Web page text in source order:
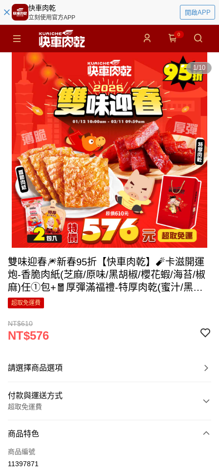
快車肉乾
立刻使用官方APP
開啟APP
0
1/10
雙味迎春🎆新春95折【快車肉乾】🧨卡滋開運
炮-香脆肉紙(芝麻/原味/黑胡椒/櫻花蝦/海苔/椒
麻)任①包+🧧厚彈滿福禮-特厚肉乾(蜜汁/黑胡
椒)任①包◆共2包入↘特價576元(原價610元)
超取免運費
NT$610
NT$576
請選擇商品選項
付款與運送方式
超取免運費
信用卡一次付款
超商取貨付款
商品特色
商品編號
11397871